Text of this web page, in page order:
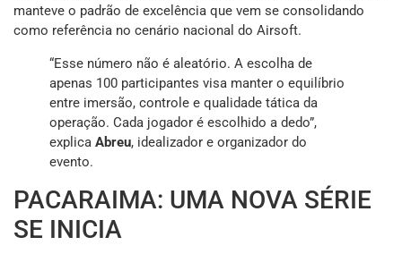
manteve o padrão de excelência que vem se consolidando
como referência no cenário nacional do Airsoft.
“Esse número não é aleatório. A escolha de
apenas 100 participantes visa manter o equilíbrio
entre imersão, controle e qualidade tática da
operação. Cada jogador é escolhido a dedo”,
explica Abreu, idealizador e organizador do
evento.
PACARAIMA: UMA NOVA SÉRIE
SE INICIA